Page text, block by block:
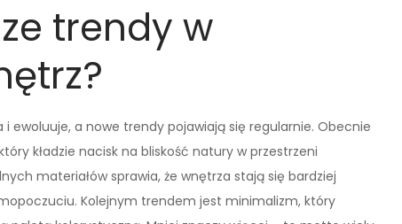
trendy w
ewoluuje, a nowe trendy pojawiają się regularnie. Obecnie
kładzie nacisk na bliskość natury w przestrzeni
materiałów sprawia, że wnętrza stają się bardziej
Kolejnym trendem jest minimalizm, który